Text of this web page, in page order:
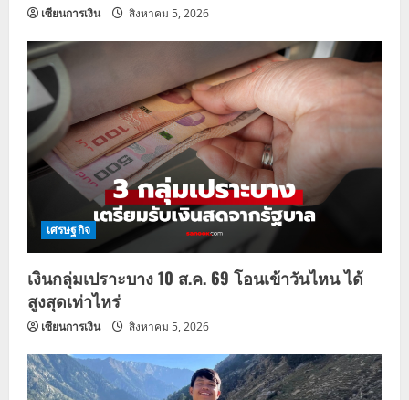
เซียนการเงิน สิงหาคม 5, 2026
เศรษฐกิจ
เงินกลุ่มเปราะบาง 10 ส.ค. 69 โอนเข้าวันไหน ได้
สูงสุดเท่าไหร่
เซียนการเงิน สิงหาคม 5, 2026